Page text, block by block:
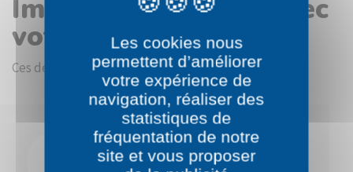
Images en rapport avec
votre choix
Ces dessins devraient vous intéresser.
Les cookies nous
permettent d’améliorer
votre expérience de
navigation, réaliser des
statistiques de
fréquentation de notre
site et vous proposer